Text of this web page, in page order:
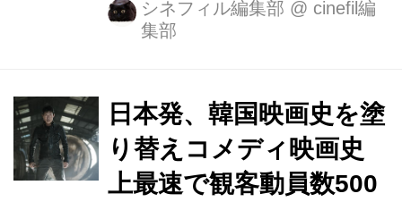
アクションエンターテインメント『共
助』（原題）が『コンフィデンシャル
することが決定致しました！ 『愛して
る、愛してない』、『王の涙 イ・サン
の決断』を代表作にもちドラマ「シー
クレット・ガーデン」で日本でも圧倒
シネフィル編集部 @ cinefil編
集部
日本発、韓国映画史を塗
り替えコメディ映画史
上最速で観客動員数500